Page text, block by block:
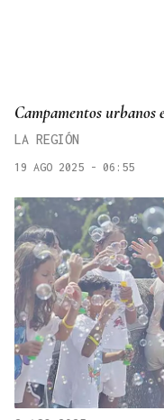
Campamentos urbanos
LA REGIÓN
19 AGO 2025 - 06:55